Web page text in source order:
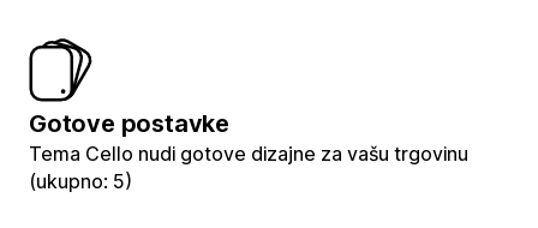
Gotove postavke
Tema Cello nudi gotove dizajne za vašu trgovinu
(ukupno: 5)